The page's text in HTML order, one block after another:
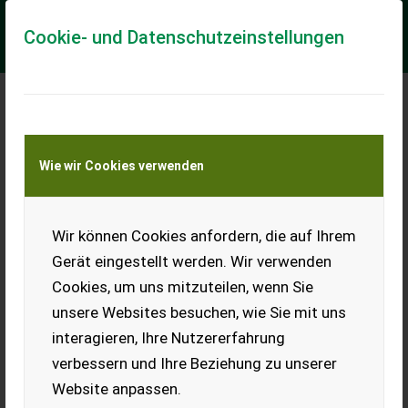
Cookie- und Datenschutzeinstellungen
Wie wir Cookies verwenden
Wir können Cookies anfordern, die auf Ihrem
Gerät eingestellt werden. Wir verwenden
Cookies, um uns mitzuteilen, wenn Sie
unsere Websites besuchen, wie Sie mit uns
interagieren, Ihre Nutzererfahrung
verbessern und Ihre Beziehung zu unserer
Website anpassen.
Meine Transportkostenanfrage
Transport von Land- und Baumaschinen –
KEINE Tiertransporte
Sortimo TOP System
Dachträger
Verkaufe einen Sortimo TOP
SYSTEM Dachträger. Aus
Alustrangguss.
Baukastensystem, individuell erweiterbar. Halter für Leitern
oder Rohre und dgl. Länge ca. 2 m x Breite ca. 1,3 m. War auf
einem VW Caddy montiert. Passt aber sicher auch bei
anderen Modellen. Privatverkauf.